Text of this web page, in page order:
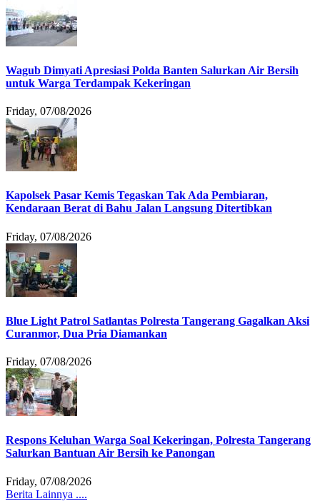
Wagub Dimyati Apresiasi Polda Banten Salurkan Air Bersih
untuk Warga Terdampak Kekeringan
Friday, 07/08/2026
Kapolsek Pasar Kemis Tegaskan Tak Ada Pembiaran,
Kendaraan Berat di Bahu Jalan Langsung Ditertibkan
Friday, 07/08/2026
Blue Light Patrol Satlantas Polresta Tangerang Gagalkan Aksi
Curanmor, Dua Pria Diamankan
Friday, 07/08/2026
Respons Keluhan Warga Soal Kekeringan, Polresta Tangerang
Salurkan Bantuan Air Bersih ke Panongan
Friday, 07/08/2026
Berita Lainnya ....